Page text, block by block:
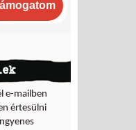
e-mailben
értesülni